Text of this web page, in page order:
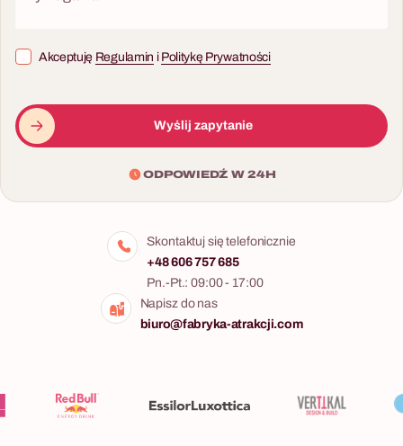
Akceptuję Regulamin i Politykę Prywatności
Wyślij zapytanie
ODPOWIEDŹ W 24H
Skontaktuj się telefonicznie
+48 606 757 685
Pn.-Pt.: 09:00 - 17:00
Napisz do nas
biuro@fabryka-atrakcji.com